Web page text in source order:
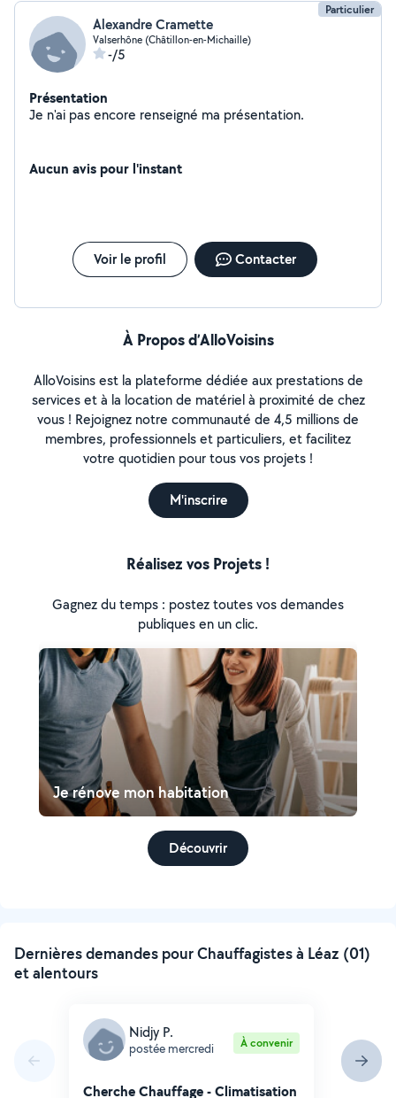
Particulier
Alexandre Cramette
Valserhône (Châtillon-en-Michaille)
-/5
Présentation
Je n'ai pas encore renseigné ma présentation.
Aucun avis pour l'instant
Voir le profil Contacter
À Propos d’AlloVoisins
AlloVoisins est la plateforme dédiée aux prestations de
services et à la location de matériel à proximité de chez
vous ! Rejoignez notre communauté de 4,5 millions de
membres, professionnels et particuliers, et facilitez
votre quotidien pour tous vos projets !
M'inscrire
Réalisez vos Projets !
Gagnez du temps : postez toutes vos demandes
publiques en un clic.
Je rénove mon habitation
Découvrir
Dernières demandes pour Chauffagistes à Léaz (01)
et alentours
Nidjy P.
postée mercredi À convenir
Cherche Chauffage - Climatisation